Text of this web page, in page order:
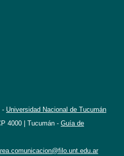
- Universidad Nacional de Tucumán
4000 | Tucumán - Guía de